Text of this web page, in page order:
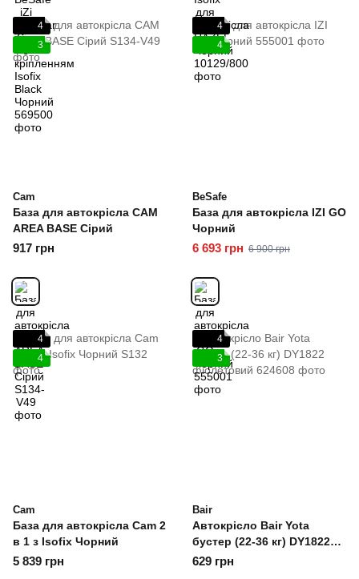
4
3
Cam
База для автокрісла CAM
AREA BASE Сірий
917 грн
4
4
BeSafe
База для автокрісла IZI GO
Чорний
6 693 грн 6 900 грн
4
4
Cam
База для автокрісла Cam 2
в 1 з Isofix Чорний
5 839 грн
4
3
Bair
Автокрісло Bair Yota
бустер (22-36 кг) DY1822
фіолетовий
629 грн